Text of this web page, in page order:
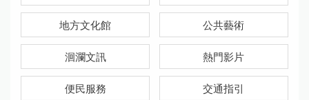
地方文化館 公共藝術
洄瀾文訊 熱門影片
便民服務 交通指引